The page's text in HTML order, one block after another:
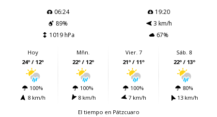
06:24
19:20
89%
3 km/h
1019 hPa
67%
Hoy
24º / 12º
100%
8 km/h
Mñn.
22º / 12º
100%
8 km/h
Vier. 7
21º / 11º
100%
7 km/h
Sáb. 8
22º / 13º
80%
13 km/h
El tiempo en Pátzcuaro